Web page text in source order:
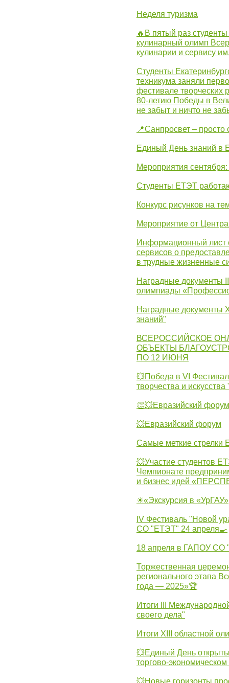
Неделя туризма
🔥В пятый раз
кулинарный олимп
кулинарии и сервису
Студенты
техникума заняли
фестивале
80-летию Победы в
не забыт и ничто не
📍Санпросвет –
Единый День знаний в
Мероприятия
Студенты ЕТЭТ
Конкурс рисунков на
Мероприятие от
Информационный лист
сервисов о
в трудные жизненные
Наградные документы
олимпиады
Наградные документы
знаний"
ВСЕРОССИЙСКОЕ
ОБЪЕКТЫ
ПО 12 ИЮНЯ
💥Победа в VI
творчества и
👏💥Евразийский форум
💥Евразийский форум
Самые меткие стрелки
💥Участие студентов
Чемпионате
и бизнес идей
☀«Экскурсия в «УрГАУ»
IV Фестиваль "Новой
СО "ЕТЭТ" 24 апреля🍳
18 апреля в ГАПОУ СО
Торжественная
регионального этапа
года — 2025»🏆
Итоги III
своего дела"
Итоги XIII областной
💥Единый День
торгово-
💥Новые горизонты